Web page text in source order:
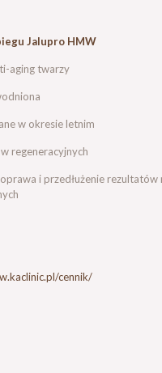
Jalupro HMW
aging twarzy
w okresie letnim
regeneracyjnych
i przedłużenie rezultatów
cennik/